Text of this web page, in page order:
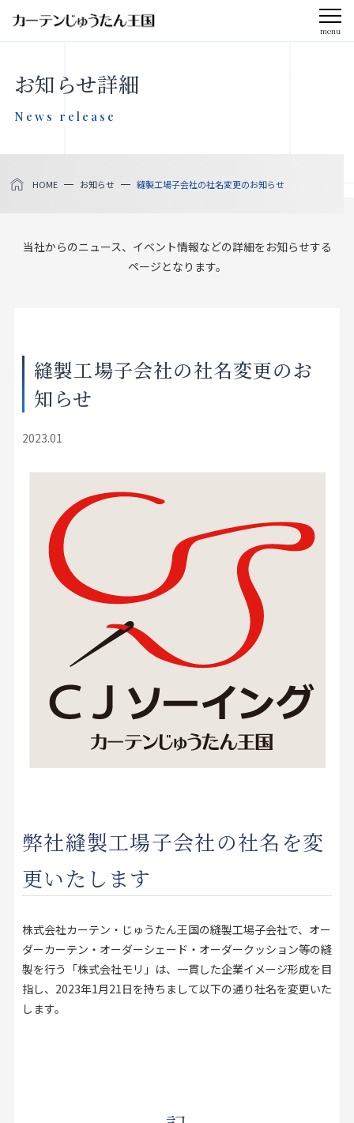
menu
お知らせ
採用情報
店舗をさがす
お役立ち情報
FAQ
お問い合わせ
お気に入りリスト
お見積り来店予約はこちら
お知らせ詳細
News release
HOME お知らせ 縫製工場子会社の社名変更のお知らせ
当社からのニュース、イベント情報などの詳細をお知らせする
ページとなります。
縫製工場子会社の社名変更のお
知らせ
2023.01
弊社縫製工場子会社の社名を変
更いたします
株式会社カーテン・じゅうたん王国の縫製工場子会社で、オー
ダーカーテン・オーダーシェード・オーダークッション等の縫
製を行う「株式会社モリ」は、一貫した企業イメージ形成を目
指し、2023年1月21日を持ちまして以下の通り社名を変更いた
します。